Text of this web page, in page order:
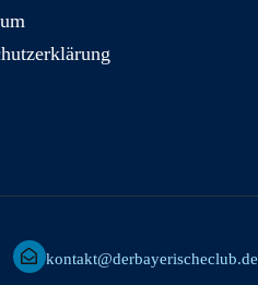
kontakt@derbayerischeclub.de